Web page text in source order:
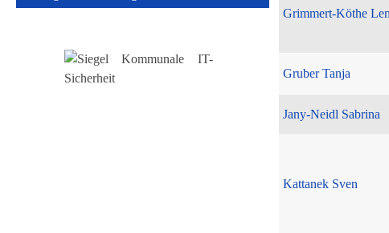
Grimmert-Köthe
Gruber Tanja
Jany-Neidl Sabrina
Kattanek Sven